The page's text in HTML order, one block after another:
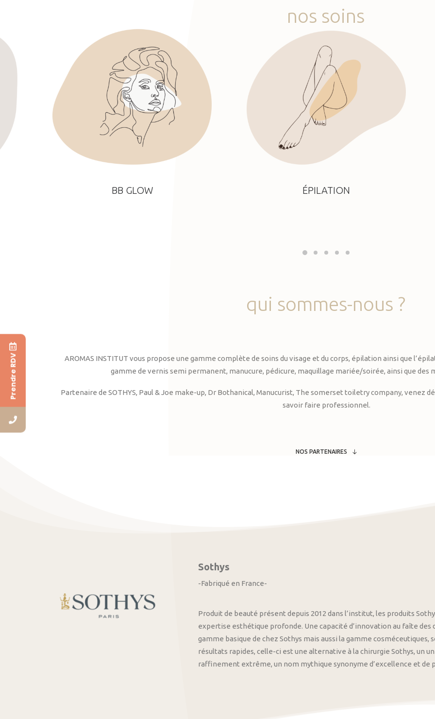
nos soins
BB GLOW ÉPILATION
qui sommes-nous ?
AROMAS INSTITUT vous propose une gamme complète de soins du visage et du corps, épilation ainsi que
gamme de vernis semi permanent, manucure, pédicure, maquillage mariée/soirée, ainsi que des
Partenaire de SOTHYS, Paul & Joe make-up, Dr Bothanical, Manucurist, The somerset toiletry company, venez
savoir faire professionnel.
NOS PARTENAIRES
Sothys
-Fabriqué en France-
Produit de beauté présent depuis 2012 dans l’institut, les produits
expertise esthétique profonde. Une capacité d’innovation au faîte
gamme basique de chez Sothys mais aussi la gamme
résultats rapides, celle-ci est une alternative à la chirurgie Sothys, un
raffinement extrême, un nom mythique synonyme d’excellence et de
Prendre RDV